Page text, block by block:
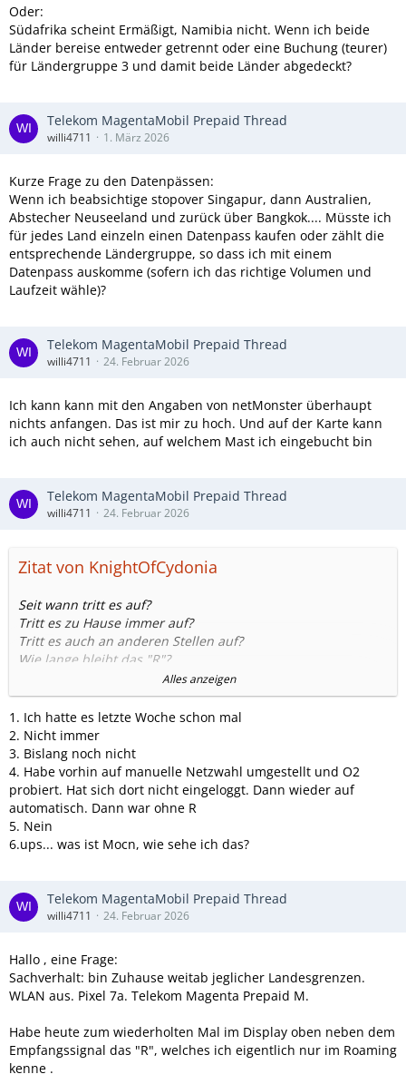
Oder:
Südafrika scheint Ermäßigt, Namibia nicht. Wenn ich beide
Länder bereise entweder getrennt oder eine Buchung (teurer)
für Ländergruppe 3 und damit beide Länder abgedeckt?
Telekom MagentaMobil Prepaid Thread
willi4711 1. März 2026
Kurze Frage zu den Datenpässen:
Wenn ich beabsichtige stopover Singapur, dann Australien,
Abstecher Neuseeland und zurück über Bangkok.... Müsste ich
für jedes Land einzeln einen Datenpass kaufen oder zählt die
entsprechende Ländergruppe, so dass ich mit einem
Datenpass auskomme (sofern ich das richtige Volumen und
Laufzeit wähle)?
Telekom MagentaMobil Prepaid Thread
willi4711 24. Februar 2026
Ich kann kann mit den Angaben von netMonster überhaupt
nichts anfangen. Das ist mir zu hoch. Und auf der Karte kann
ich auch nicht sehen, auf welchem Mast ich eingebucht bin
Telekom MagentaMobil Prepaid Thread
willi4711 24. Februar 2026
Zitat von KnightOfCydonia
Seit wann tritt es auf?
Tritt es zu Hause immer auf?
Tritt es auch an anderen Stellen auf?
Wie lange bleibt das "R"?
Smartphone schon neugestartet?
Gibt es MOCN in der Nähe (da können NetMonster oder
CellMapper helfen)?
Alles anzeigen
1. Ich hatte es letzte Woche schon mal
2. Nicht immer
3. Bislang noch nicht
4. Habe vorhin auf manuelle Netzwahl umgestellt und O2
probiert. Hat sich dort nicht eingeloggt. Dann wieder auf
automatisch. Dann war ohne R
5. Nein
6.ups... was ist Mocn, wie sehe ich das?
Telekom MagentaMobil Prepaid Thread
willi4711 24. Februar 2026
Hallo , eine Frage:
Sachverhalt: bin Zuhause weitab jeglicher Landesgrenzen.
WLAN aus. Pixel 7a. Telekom Magenta Prepaid M.
Habe heute zum wiederholten Mal im Display oben neben dem
Empfangssignal das "R", welches ich eigentlich nur im Roaming
kenne .